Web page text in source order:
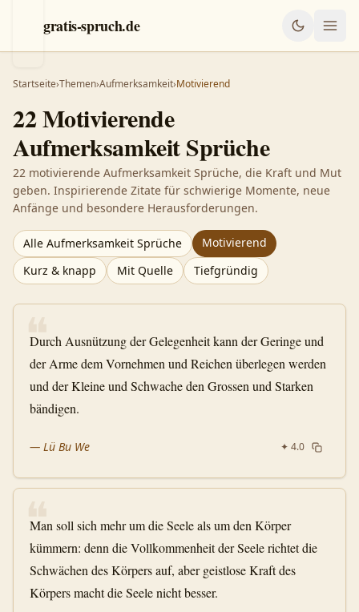
gratis-spruch.de
Startseite›Themen›Aufmerksamkeit›Motivierend
22Motivierende
AufmerksamkeitSprüche
22 motivierende Aufmerksamkeit Sprüche, die Kraft und Mut
geben. Inspirierende Zitate für schwierige Momente, neue
Anfänge und besondere Herausforderungen.
Alle Aufmerksamkeit Sprüche
Motivierend
Kurz & knapp
Mit Quelle Tiefgründig
❝
Durch Ausnützung der Gelegenheit kann der Geringe und
der Arme dem Vornehmen und Reichen überlegen werden
und der Kleine und Schwache den Grossen und Starken
bändigen.
— Lü Bu We ✦ 4.0
❝
Man soll sich mehr um die Seele als um den Körper
kümmern: denn die Vollkommenheit der Seele richtet die
Schwächen des Körpers auf, aber geistlose Kraft des
Körpers macht die Seele nicht besser.